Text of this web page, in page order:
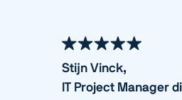
Stijn Vinck,
IT Project Manager